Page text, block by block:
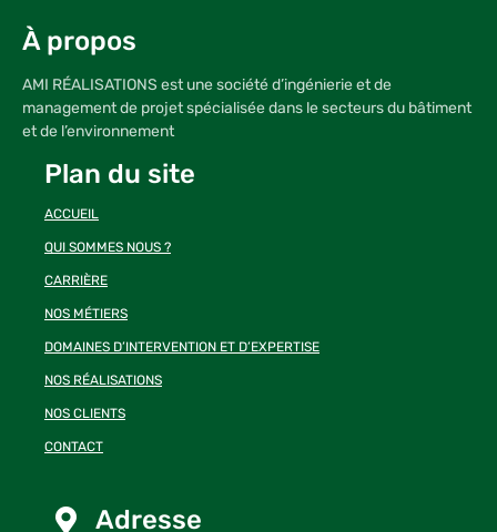
À propos
AMI RÉALISATIONS est une société d’ingénierie et de
management de projet spécialisée dans le secteurs du bâtiment
et de l’environnement
Plan du site
ACCUEIL
QUI SOMMES NOUS ?
CARRIÈRE
NOS MÉTIERS
DOMAINES D’INTERVENTION ET D’EXPERTISE
NOS RÉALISATIONS
NOS CLIENTS
CONTACT
Adresse